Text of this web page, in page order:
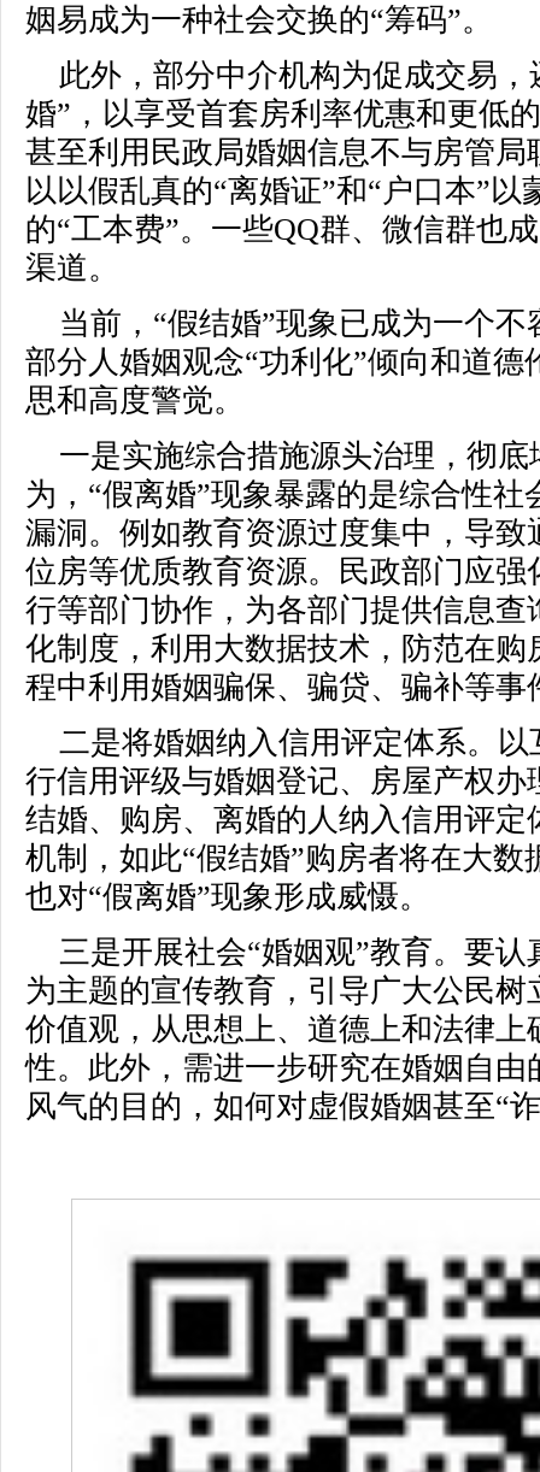
姻易成为一种社会交换的“筹码”。
此外，部分中介机构为促成交易
婚”，以享受首套房利率优惠和更低
甚至利用民政局婚姻信息不与房管
以以假乱真的“离婚证”和“户口本”
的“工本费”。一些QQ群、微信群也
渠道。
当前，“假结婚”现象已成为一个
部分人婚姻观念“功利化”倾向和道
思和高度警觉。
一是实施综合措施源头治理，彻
为，“假离婚”现象暴露的是综合性
漏洞。例如教育资源过度集中，导致
位房等优质教育资源。民政部门应
行等部门协作，为各部门提供信息
化制度，利用大数据技术，防范在
程中利用婚姻骗保、骗贷、骗补等事
二是将婚姻纳入信用评定体系。
行信用评级与婚姻登记、房屋产权
结婚、购房、离婚的人纳入信用评
机制，如此“假结婚”购房者将在大
也对“假离婚”现象形成威慑。
三是开展社会“婚姻观”教育。要
为主题的宣传教育，引导广大公民
价值观，从思想上、道德上和法律
性。此外，需进一步研究在婚姻自
风气的目的，如何对虚假婚姻甚至“